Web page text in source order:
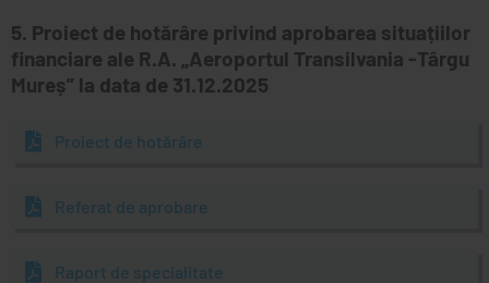
5. Proiect de hotărâre privind aprobarea situațiilor
financiare ale R.A. „Aeroportul Transilvania -Târgu
Mureș” la data de 31.12.2025
Proiect de hotărâre
Referat de aprobare
Raport de specialitate